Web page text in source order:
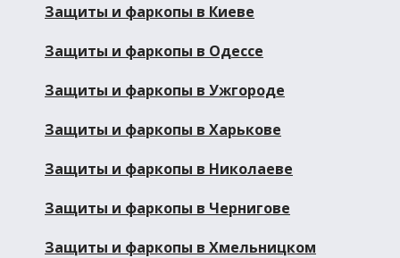
Защиты и фаркопы в Киеве
Защиты и фаркопы в Одессе
Защиты и фаркопы в Ужгороде
Защиты и фаркопы в Харькове
Защиты и фаркопы в Николаеве
Защиты и фаркопы в Чернигове
Защиты и фаркопы в Хмельницком